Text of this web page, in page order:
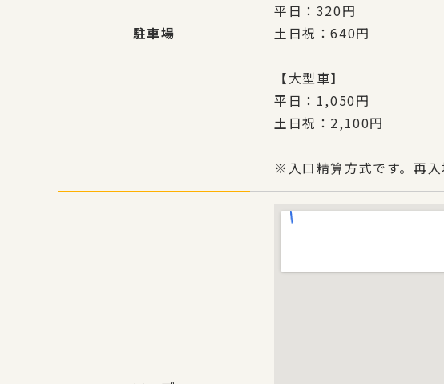
駐車場
平日：320円
土日祝：640円
【大型車】
平日：1,050円
土日祝：2,100円
※入口精算方式です。再入